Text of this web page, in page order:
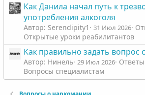
Как Данила начал путь к
употребления алкоголя
Автор: Serendipity1 31 Июл 2026
Открытые уроки реабилитантов
Как правильно задать вопрос
Автор: Нинель 29 Июл 2026
Вопросы специалистам